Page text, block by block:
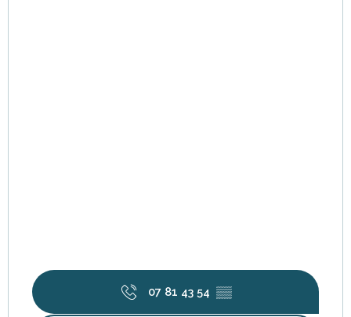
07 81 43 54 ▒▒